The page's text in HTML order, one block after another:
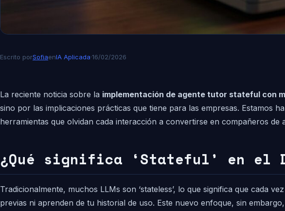
Escrito porSofiaenIA Aplicada·16/02/2026
La reciente noticia sobre la implementación de agente tutor stateful con
sino por las implicaciones prácticas que tiene para las empresas. Estamos
herramientas que olvidan cada interacción a convertirse en compañeros de
¿Qué significa ‘Stateful’ en el
Tradicionalmente, muchos LLMs son ‘stateless’, lo que significa que cada
previas ni aprenden de tu historial de uso. Este nuevo enfoque, sin